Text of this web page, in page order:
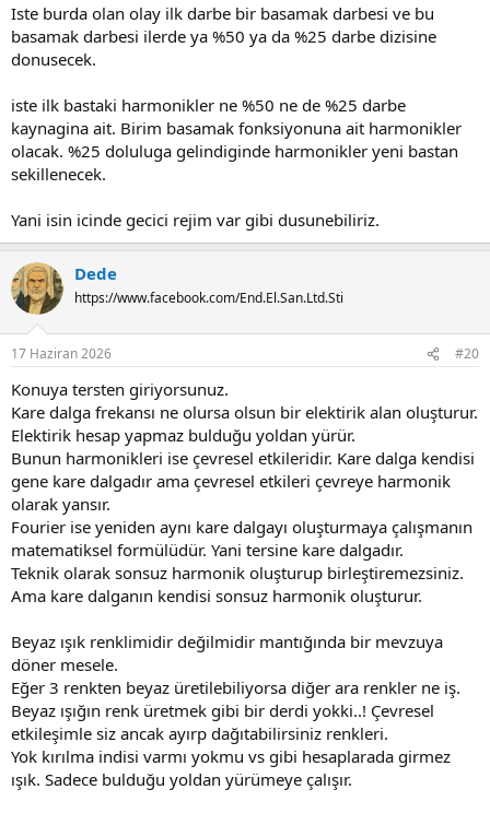
Iste burda olan olay ilk darbe bir basamak darbesi ve bu
basamak darbesi ilerde ya %50 ya da %25 darbe dizisine
donusecek.
iste ilk bastaki harmonikler ne %50 ne de %25 darbe
kaynagina ait. Birim basamak fonksiyonuna ait harmonikler
olacak. %25 doluluga gelindiginde harmonikler yeni bastan
sekillenecek.
Yani isin icinde gecici rejim var gibi dusunebiliriz.
Dede
https://www.facebook.com/End.El.San.Ltd.Sti
17 Haziran 2026 #20
Konuya tersten giriyorsunuz.
Kare dalga frekansı ne olursa olsun bir elektirik alan oluşturur.
Elektirik hesap yapmaz bulduğu yoldan yürür.
Bunun harmonikleri ise çevresel etkileridir. Kare dalga kendisi
gene kare dalgadır ama çevresel etkileri çevreye harmonik
olarak yansır.
Fourier ise yeniden aynı kare dalgayı oluşturmaya çalışmanın
matematiksel formülüdür. Yani tersine kare dalgadır.
Teknik olarak sonsuz harmonik oluşturup birleştiremezsiniz.
Ama kare dalganın kendisi sonsuz harmonik oluşturur.
Beyaz ışık renklimidir değilmidir mantığında bir mevzuya
döner mesele.
Eğer 3 renkten beyaz üretilebiliyorsa diğer ara renkler ne iş.
Beyaz ışığın renk üretmek gibi bir derdi yokki..! Çevresel
etkileşimle siz ancak ayırp dağıtabilirsiniz renkleri.
Yok kırılma indisi varmı yokmu vs gibi hesaplarada girmez
ışık. Sadece bulduğu yoldan yürümeye çalışır.